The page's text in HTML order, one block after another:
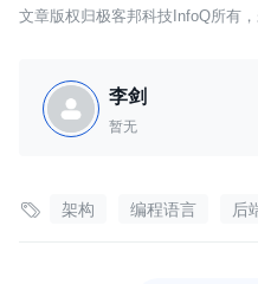
文章版权归极客邦科技InfoQ所有，
李剑
暂无
 架构 编程语言 后